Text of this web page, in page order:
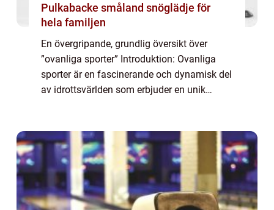
Pulkabacke småland snöglädje för
hela familjen
En övergripande, grundlig översikt över
”ovanliga sporter” Introduktion: Ovanliga
sporter är en fascinerande och dynamisk del
av idrottsvärlden som erbjuder en unik